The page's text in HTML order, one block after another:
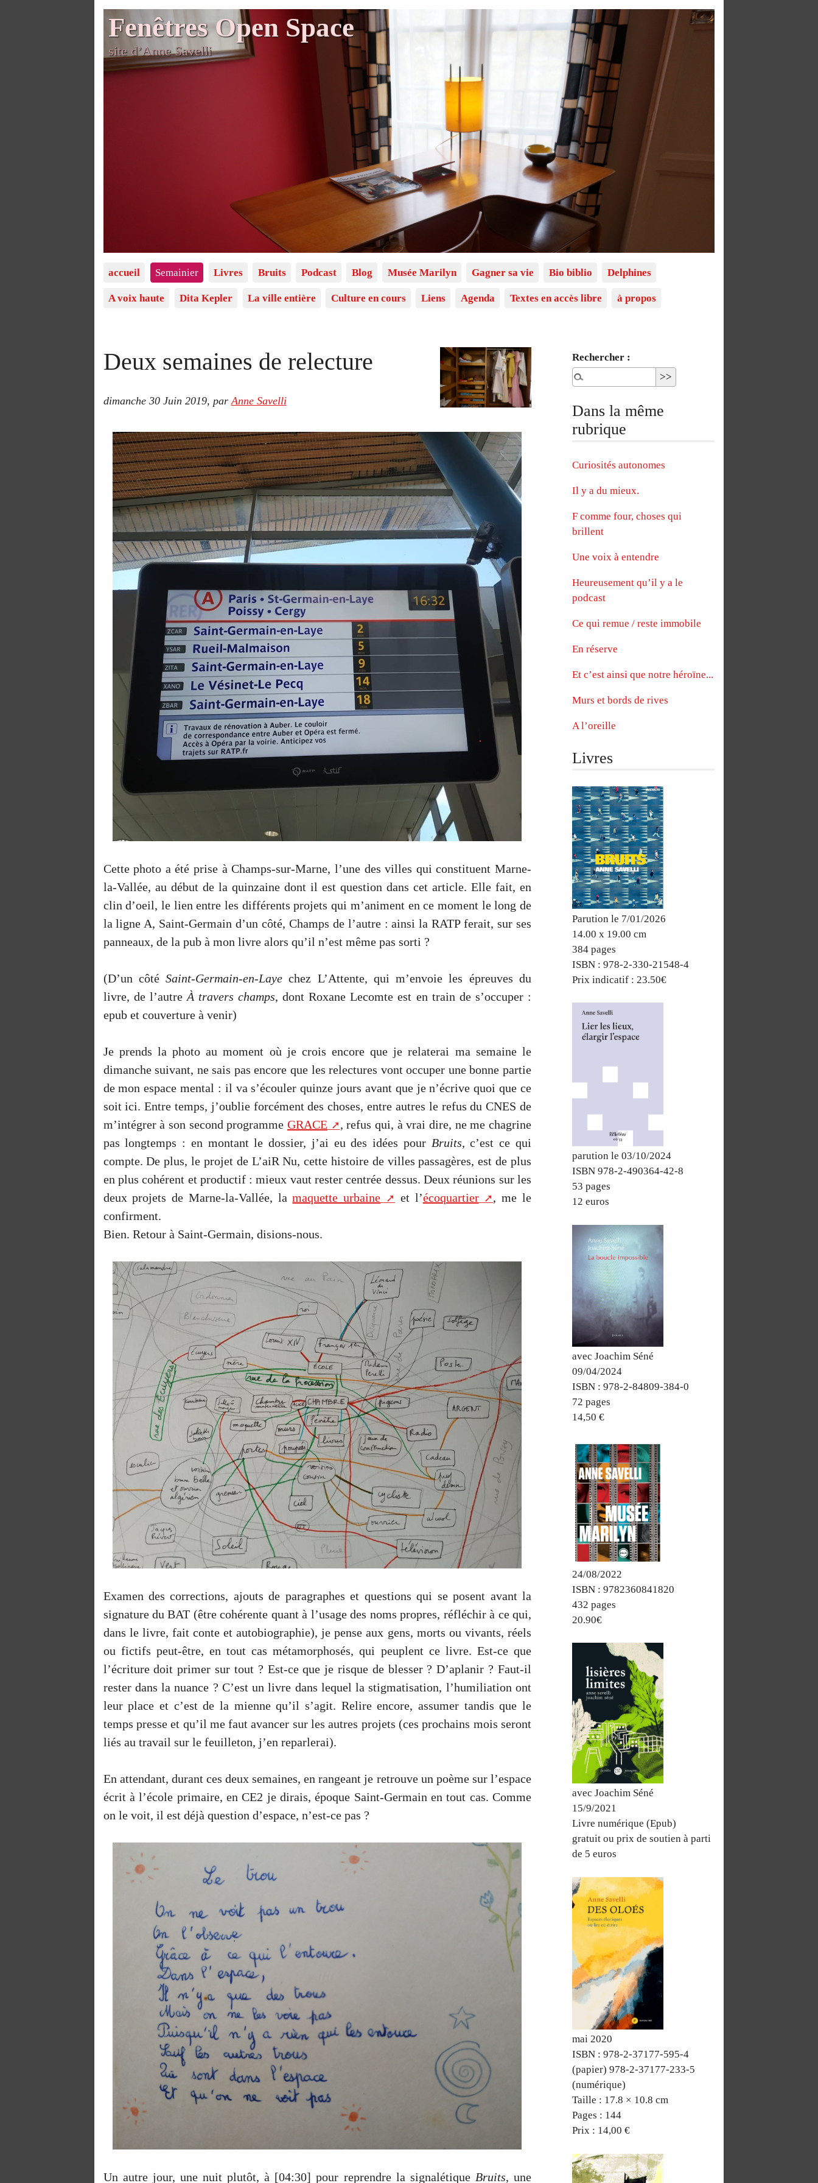
Fenêtres Open Space
site d’Anne Savelli
accueil Semainier Livres Bruits Podcast Blog Musée Marilyn Gagner sa vie Bio biblio Delphines
A voix haute Dita Kepler La ville entière Culture en cours Liens Agenda Textes en accès libre à propos
Deux semaines de relecture
dimanche 30 Juin 2019, par Anne Savelli
Cette photo a été prise à Champs-sur-Marne, l’une des villes qui constituent Marne-
la-Vallée, au début de la quinzaine dont il est question dans cet article. Elle fait, en
clin d’oeil, le lien entre les différents projets qui m’animent en ce moment le long de
la ligne A, Saint-Germain d’un côté, Champs de l’autre : ainsi la RATP ferait, sur ses
panneaux, de la pub à mon livre alors qu’il n’est même pas sorti ?
(D’un côtéSaint-Germain-en-Laye chez L’Attente, qui m’envoie les épreuves du
livre, de l’autre À travers champs, dont Roxane Lecomte est en train de s’occuper :
epub et couverture à venir)
Je prends la photo au moment où je crois encore que je relaterai ma semaine le
dimanche suivant, ne sais pas encore que les relectures vont occuper une bonne partie
de mon espace mental : il va s’écouler quinze jours avant que je n’écrive quoi que ce
soit ici. Entre temps, j’oublie forcément des choses, entre autres le refus du CNES de
m’intégrer à son second programme GRACE
, refus qui, à vrai dire, ne me chagrine
pas longtemps : en montant le dossier, j’ai eu des idées pour Bruits, c’est ce qui
compte. De plus, le projet de L’aiR Nu, cette histoire de villes passagères, est de plus
en plus cohérent et productif : mieux vaut rester centrée dessus. Deux réunions sur les
deux projets de Marne-la-Vallée, lamaquette urbaine et l’écoquartier
, me le
confirment.
Bien. Retour à Saint-Germain, disions-nous.
Examen des corrections, ajouts de paragraphes et questions qui se posent avant la
signature du BAT (être cohérente quant à l’usage des noms propres, réfléchir à ce qui,
dans le livre, fait conte et autobiographie), je pense aux gens, morts ou vivants, réels
ou fictifs peut-être, en tout cas métamorphosés, qui peuplent ce livre. Est-ce que
l’écriture doit primer sur tout ? Est-ce que je risque de blesser ? D’aplanir ? Faut-il
rester dans la nuance ? C’est un livre dans lequel la stigmatisation, l’humiliation ont
leur place et c’est de la mienne qu’il s’agit. Relire encore, assumer tandis que le
temps presse et qu’il me faut avancer sur les autres projets (ces prochains mois seront
liés au travail sur le feuilleton, j’en reparlerai).
En attendant, durant ces deux semaines, en rangeant je retrouve un poème sur l’espace
écrit à l’école primaire, en CE2 je dirais, époque Saint-Germain en tout cas. Comme
on le voit, il est déjà question d’espace, n’est-ce pas ?
Un autre jour, une nuit plutôt, à [04:30] pour reprendre la signalétique Bruits, une
Rechercher :
Dans la même
rubrique
Curiosités autonomes
Il y a du mieux.
F comme four, choses qui
brillent
Une voix à entendre
Heureusement qu’il y a le
podcast
Ce qui remue / reste immobile
En réserve
Et c’est ainsi que notre héroïne...
Murs et bords de rives
A l’oreille
Livres
Parution le 7/01/2026
14.00 x 19.00 cm
384 pages
ISBN : 978-2-330-21548-4
Prix indicatif : 23.50€
parution le 03/10/2024
ISBN 978-2-490364-42-8
53 pages
12 euros
avec Joachim Séné
09/04/2024
ISBN : 978-2-84809-384-0
72 pages
14,50 €
24/08/2022
ISBN : 9782360841820
432 pages
20.90€
avec Joachim Séné
15/9/2021
Livre numérique (Epub)
gratuit ou prix de soutien à parti
de 5 euros
mai 2020
ISBN : 978-2-37177-595-4
(papier) 978-2-37177-233-5
(numérique)
Taille : 17.8 × 10.8 cm
Pages : 144
Prix : 14,00 €